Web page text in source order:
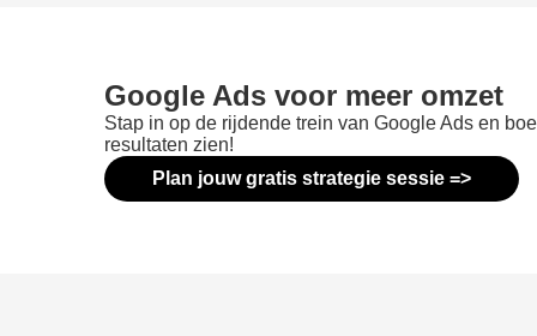
Google Ads voor meer omzet
Stap in op de rijdende trein van Google Ads en
resultaten zien!
Plan jouw gratis strategie sessie =>